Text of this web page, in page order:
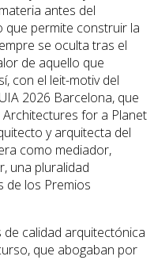
antes del
que permite construir la
se oculta tras el
de aquello que
con el leit-motiv del
2026 Barcelona, que
for a Planet
y arquitecta del
como mediador,
una pluralidad
de los Premios
calidad arquitectónica
que abogaban por